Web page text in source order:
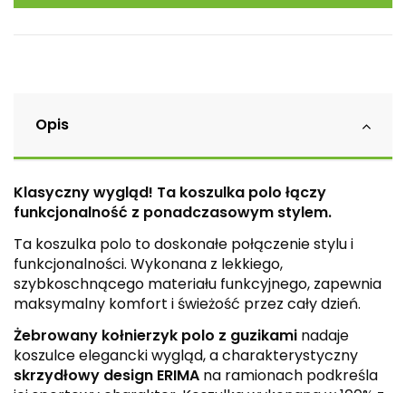
Opis
Klasyczny wygląd! Ta koszulka polo łączy
funkcjonalność z ponadczasowym stylem.
Ta koszulka polo to doskonałe połączenie stylu i
funkcjonalności. Wykonana z lekkiego,
szybkoschnącego materiału funkcyjnego, zapewnia
maksymalny komfort i świeżość przez cały dzień.
Żebrowany kołnierzyk polo z guzikami nadaje
koszulce elegancki wygląd, a charakterystyczny
skrzydłowy design ERIMA na ramionach podkreśla